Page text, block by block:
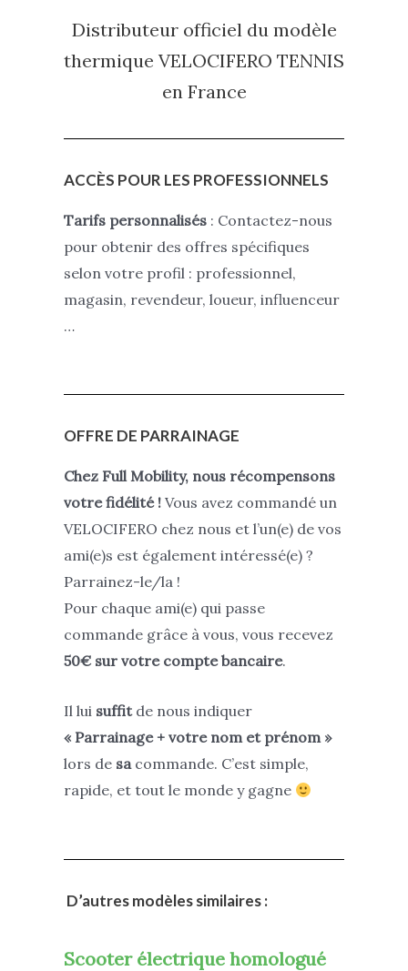
Distributeur officiel du modèle
thermique VELOCIFERO TENNIS
en France
ACCÈS POUR LES PROFESSIONNELS
Tarifs personnalisés : Contactez-nous
pour obtenir des offres spécifiques
selon votre profil : professionnel,
magasin, revendeur, loueur, influenceur
…
OFFRE DE PARRAINAGE
Chez Full Mobility, nous récompensons
votre fidélité ! Vous avez commandé un
VELOCIFERO chez nous et l’un(e) de vos
ami(e)s est également intéressé(e) ?
Parrainez-le/la !
Pour chaque ami(e) qui passe
commande grâce à vous, vous recevez
50€ sur votre compte bancaire.
Il lui suffitde nous indiquer
« Parrainage + votre nom et prénom »
lors de sacommande. C’est simple,
rapide, et tout le monde y gagne
D’autres modèles similaires :
Scooter électrique homologué